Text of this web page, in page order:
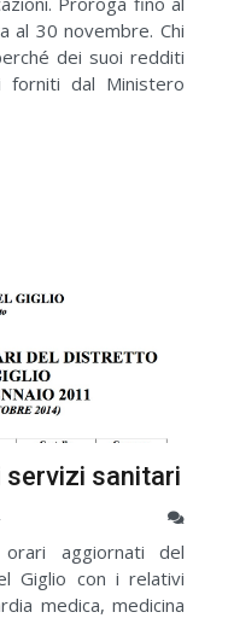
al 30 novembre. Chi
dei suoi redditi
forniti dal Ministero
servizi sanitari
aggiornati del
Giglio con i relativi
medica, medicina